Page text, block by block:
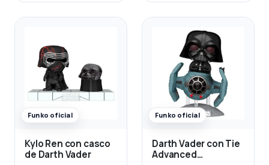
Funko oficial
Kylo Ren con casco
de Darth Vader
Funko oficial
Darth Vader con Tie
Advanced